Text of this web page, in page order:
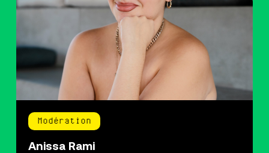
Modération
Anissa Rami